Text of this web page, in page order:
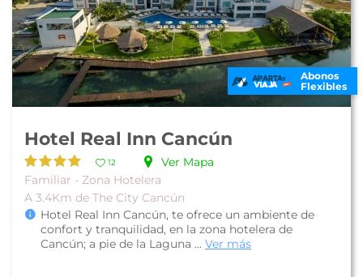
Abonos
Flexibles
Hotel Real Inn Cancún
12
Ver Mapa
Familiar - Zona Hotelera
A 3.4Km de The City Cancún
Hotel Real Inn Cancún, te ofrece un ambiente de
confort y tranquilidad, en la zona hotelera de
Cancún; a pie de la Laguna ... Ver más